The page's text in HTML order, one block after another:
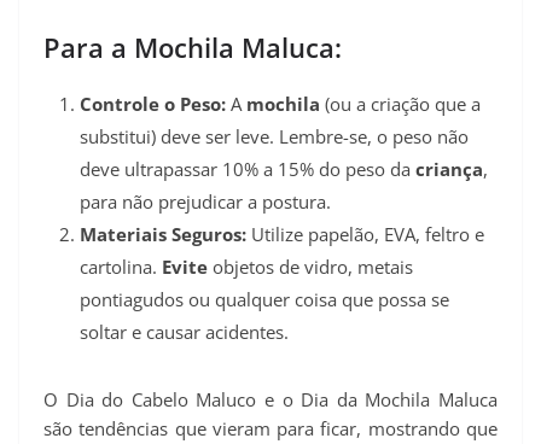
Para a Mochila Maluca:
Controle o Peso: A mochila (ou a criação que a
substitui) deve ser leve. Lembre-se, o peso não
deve ultrapassar 10% a 15% do peso da criança,
para não prejudicar a postura.
Materiais Seguros: Utilize papelão, EVA, feltro e
cartolina. Evite objetos de vidro, metais
pontiagudos ou qualquer coisa que possa se
soltar e causar acidentes.
O Dia do Cabelo Maluco e o Dia da Mochila Maluca
são tendências que vieram para ficar, mostrando que